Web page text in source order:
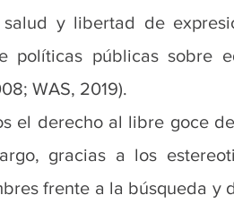
y libertad de
políticas públicas sobre
WAS, 2019).
el derecho al libre goce
gracias a los
frente a la búsqueda y